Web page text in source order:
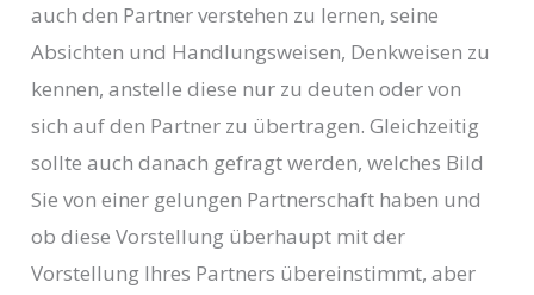
auch den Partner verstehen zu lernen, seine
Absichten und Handlungsweisen, Denkweisen zu
kennen, anstelle diese nur zu deuten oder von
sich auf den Partner zu übertragen. Gleichzeitig
sollte auch danach gefragt werden, welches Bild
Sie von einer gelungen Partnerschaft haben und
ob diese Vorstellung überhaupt mit der
Vorstellung Ihres Partners übereinstimmt, aber